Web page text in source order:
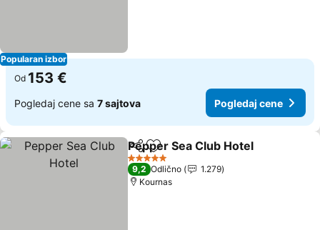
Popularan izbor
Od 153 €
Pogledaj cene sa 7 sajtova Pogledaj cene
Deli Dodati u favorite
Pepper Sea Club Hotel
5 Zvezdice
9,2 Odlično
1.279
Kournas